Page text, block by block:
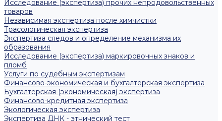
Исследование (экспертиза) прочих непродовольственных
товаров
Независимая экспертиза после химчистки
Трасологическая экспертиза
Экспертиза следов и определение механизма их
образования
Исследование (экспертиза) маркировочных знаков и
пломб
Услуги по судебным экспертизам
Финансово-экономическая и бухгалтерская экспертиза
Бухгалтерская (экономическая) экспертиза
Финансово-кредитная экспертиза
Экологическая экспертиза
Экспертиза ДНК - этнический тест